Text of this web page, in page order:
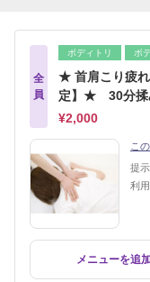
全
員
ボディトリ ボ
★ 首肩こり疲
定】★ 30分揉
¥2,000
こ
提示
利用
メニューを追